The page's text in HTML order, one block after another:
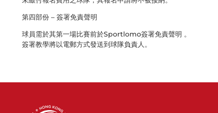
第四部份 – 簽署免責聲明
球員需於其第一場比賽前於Sportlomo簽署免責聲明 。
簽署教學將以電郵方式發送到球隊負責人。